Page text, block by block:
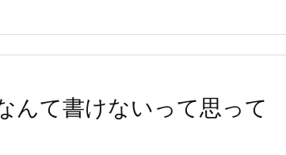
んて書けないって思って